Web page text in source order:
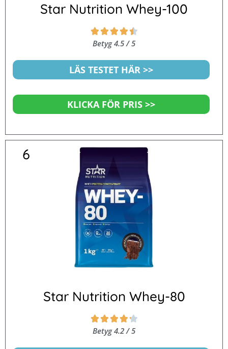
Star Nutrition Whey-100

Betygsatt
5
Betyg 4.5 / 5
LÄS TESTET HÄR >>
KLICKA FÖR PRIS >>
6
Star Nutrition Whey-80

Betygsatt
4.2
Betyg 4.2 / 5